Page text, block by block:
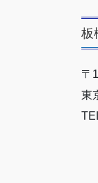
板
〒
東